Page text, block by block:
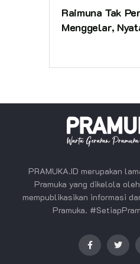
Raimuna Tak
Menggelar,
PRAMUKA.ID merupakan
Pramuka yang dikelola
mempublikasikan informasi
Pramuka.